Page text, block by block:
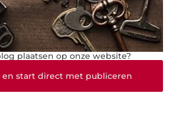
plaatsen op onze website?
en start direct met publiceren